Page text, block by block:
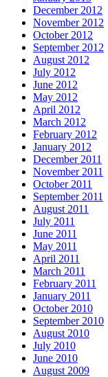
December 2012
November 2012
October 2012
September 2012
August 2012
July 2012
June 2012
May 2012
April 2012
March 2012
February 2012
January 2012
December 2011
November 2011
October 2011
September 2011
August 2011
July 2011
June 2011
May 2011
April 2011
March 2011
February 2011
January 2011
October 2010
September 2010
August 2010
July 2010
June 2010
August 2009